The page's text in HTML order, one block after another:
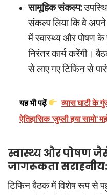
सामूहिक संकल्प:
संकल्प लिया कि वे अपने
में स्वास्थ्य और पोषण
निरंतर कार्य करेंगी।
से लाए गए टिफिन से
यह भी पढ़ें
व्यास घाटी के
ऐतिहासिक 'जुम्ली हया सामो'
स्वास्थ्य और पोषण
जागरूकता सराहनीय:
टिफिन बैठक में विशेष रूप से